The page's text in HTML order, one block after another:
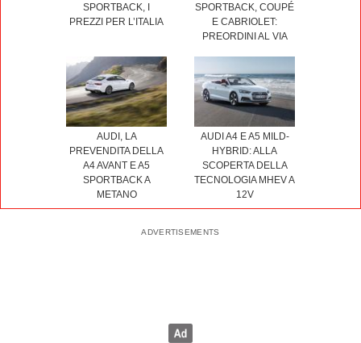
SPORTBACK, I
PREZZI PER L’ITALIA
SPORTBACK, COUPÉ
E CABRIOLET:
PREORDINI AL VIA
AUDI, LA
PREVENDITA DELLA
A4 AVANT E A5
SPORTBACK A
METANO
AUDI A4 E A5 MILD-
HYBRID: ALLA
SCOPERTA DELLA
TECNOLOGIA MHEV A
12V